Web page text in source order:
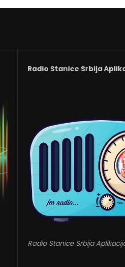
Radio Stanice Srbija
Radio Stanice Srbija